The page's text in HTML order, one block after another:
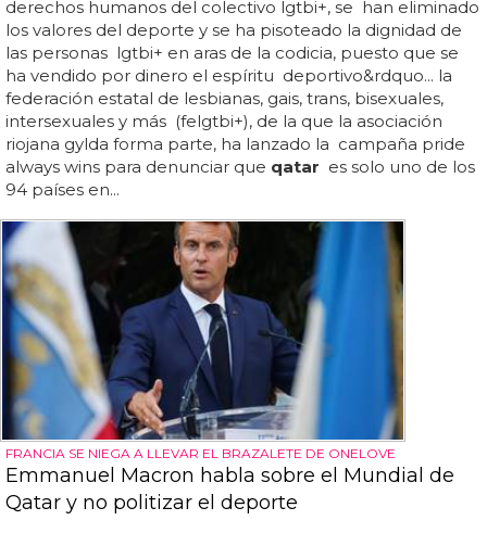
derechos humanos del colectivo lgtbi+, se han eliminado
los valores del deporte y se ha pisoteado la dignidad de
las personas lgtbi+ en aras de la codicia, puesto que se
ha vendido por dinero el espíritu deportivo&rdquo... la
federación estatal de lesbianas, gais, trans, bisexuales,
intersexuales y más (felgtbi+), de la que la asociación
riojana gylda forma parte, ha lanzado la campaña pride
always wins para denunciar que qatar es solo uno de los
94 países en...
FRANCIA SE NIEGA A LLEVAR EL BRAZALETE DE ONELOVE
Emmanuel Macron habla sobre el Mundial de
Qatar y no politizar el deporte